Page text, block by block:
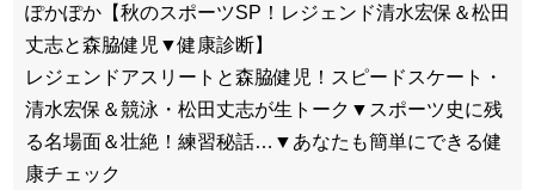
ぽかぽか【秋のスポーツSP！レジェンド清水宏保＆松田
丈志と森脇健児▼健康診断】
レジェンドアスリートと森脇健児！スピードスケート・
清水宏保＆競泳・松田丈志が生トーク▼スポーツ史に残
る名場面＆壮絶！練習秘話…▼あなたも簡単にできる健
康チェック